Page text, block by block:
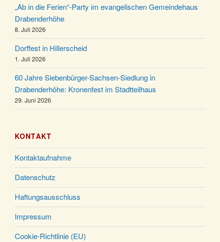
Kirche um 17:00 Uhr
24.12.
Familiengottesdienst mit Krippenspiel im Ev.
Gemeindehaus um 15:00 Uhr
24.12. Familiengottesdienst in der FeG um 16 Uhr
24.12.
Weihnachtsgottesdienst in der Kirche um 15:00
Uhr
24.12.
Weihnachtsgottesdienst in der Kirche um 18:00
Uhr
Christmette mit der ev. Jugend in der Kirche um
31.12.
Gottesdienst zu Silvester in der Kirche um 18:00
Uhr
„Ab in die Ferien“-Party im evangelischen Gemeindehaus
Drabenderhöhe
8. Juli 2026
Dorffest in Hillerscheid
1. Juli 2026
60 Jahre Siebenbürger-Sachsen-Siedlung in
Drabenderhöhe: Kronenfest im Stadtteilhaus
29. Juni 2026
KONTAKT
Kontaktaufnahme
Datenschutz
Haftungsausschluss
Impressum
Cookie-Richtlinie (EU)